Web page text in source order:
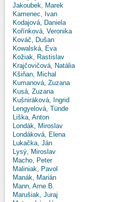
Jakoubek, Marek
Kamenec, Ivan
Kodajová, Daniela
Kořínková, Veronika
Kováč, Dušan
Kowalská, Eva
Kožiak, Rastislav
Krajčovičová, Natália
Kšiňan, Michal
Kumanová, Zuzana
Kusá, Zuzana
Kušniráková, Ingrid
Lengyelová, Tünde
Liška, Anton
Londák, Miroslav
Londáková, Elena
Lukačka, Ján
Lysý, Miroslav
Macho, Peter
Maliniak, Pavol
Manák, Marián
Mann, Arne B.
Marušiak, Juraj